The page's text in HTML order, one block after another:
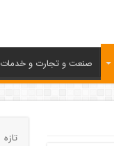
صنعت و تجارت و خدمات
تازه